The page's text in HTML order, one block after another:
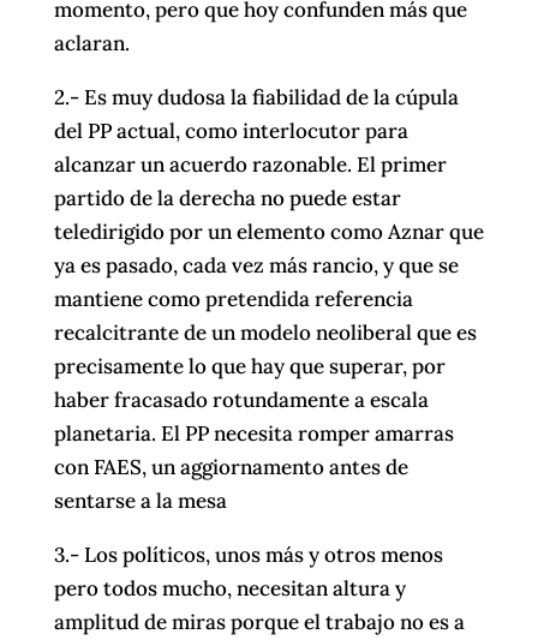
momento, pero que hoy confunden más que
aclaran.
2.- Es muy dudosa la fiabilidad de la cúpula
del PP actual, como interlocutor para
alcanzar un acuerdo razonable. El primer
partido de la derecha no puede estar
teledirigido por un elemento como Aznar que
ya es pasado, cada vez más rancio, y que se
mantiene como pretendida referencia
recalcitrante de un modelo neoliberal que es
precisamente lo que hay que superar, por
haber fracasado rotundamente a escala
planetaria. El PP necesita romper amarras
con FAES, un aggiornamento antes de
sentarse a la mesa
3.- Los políticos, unos más y otros menos
pero todos mucho, necesitan altura y
amplitud de miras porque el trabajo no es a